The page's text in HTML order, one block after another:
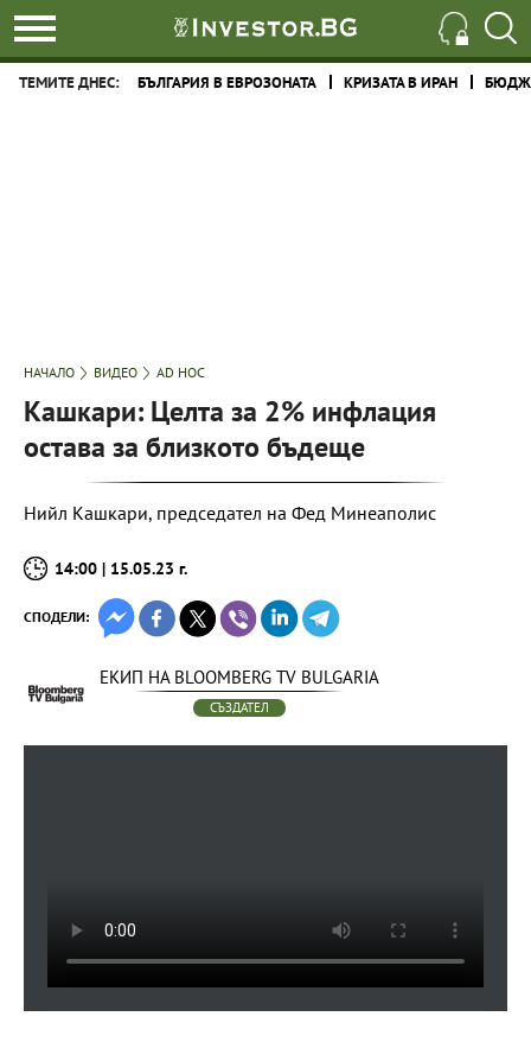
ТЕМИТЕ ДНЕС: БЪЛГАРИЯ В ЕВРОЗОНАТА КРИЗАТА В ИРАН
НАЧАЛО ВИДЕО AD HOC
Кашкари: Целта за 2% инфлация
остава за близкото бъдеще
Нийл Кашкари, председател на Фед Минеаполис
14:00 | 15.05.23 г.
СПОДЕЛИ:
ЕКИП НА BLOOMBERG TV BULGARIA
СЪЗДАТЕЛ